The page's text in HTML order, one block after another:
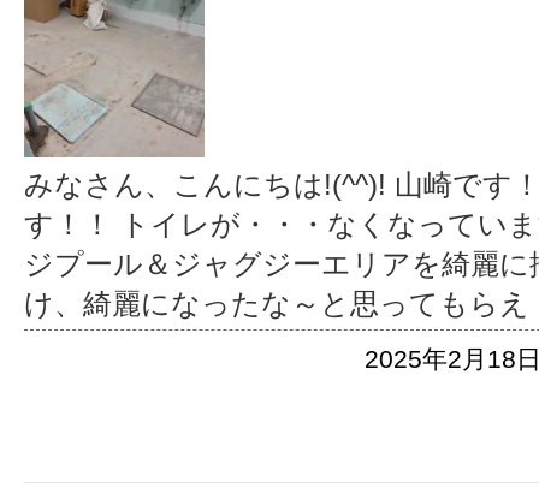
みなさん、こんにちは!(^^)! 山崎です
す！！ トイレが・・・なくなってい
ジプール＆ジャグジーエリアを綺麗に
け、綺麗になったな～と思ってもらえ
2025年2月18